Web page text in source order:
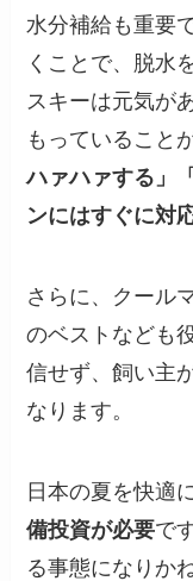
水分補給も重要
くことで、脱水
スキーは元気が
もっていること
ハァハァする」
ンにはすぐに対
さらに、クール
のベストなども
信せず、飼い主
なります。
日本の夏を快適
備投資が必要で
る事態になりか